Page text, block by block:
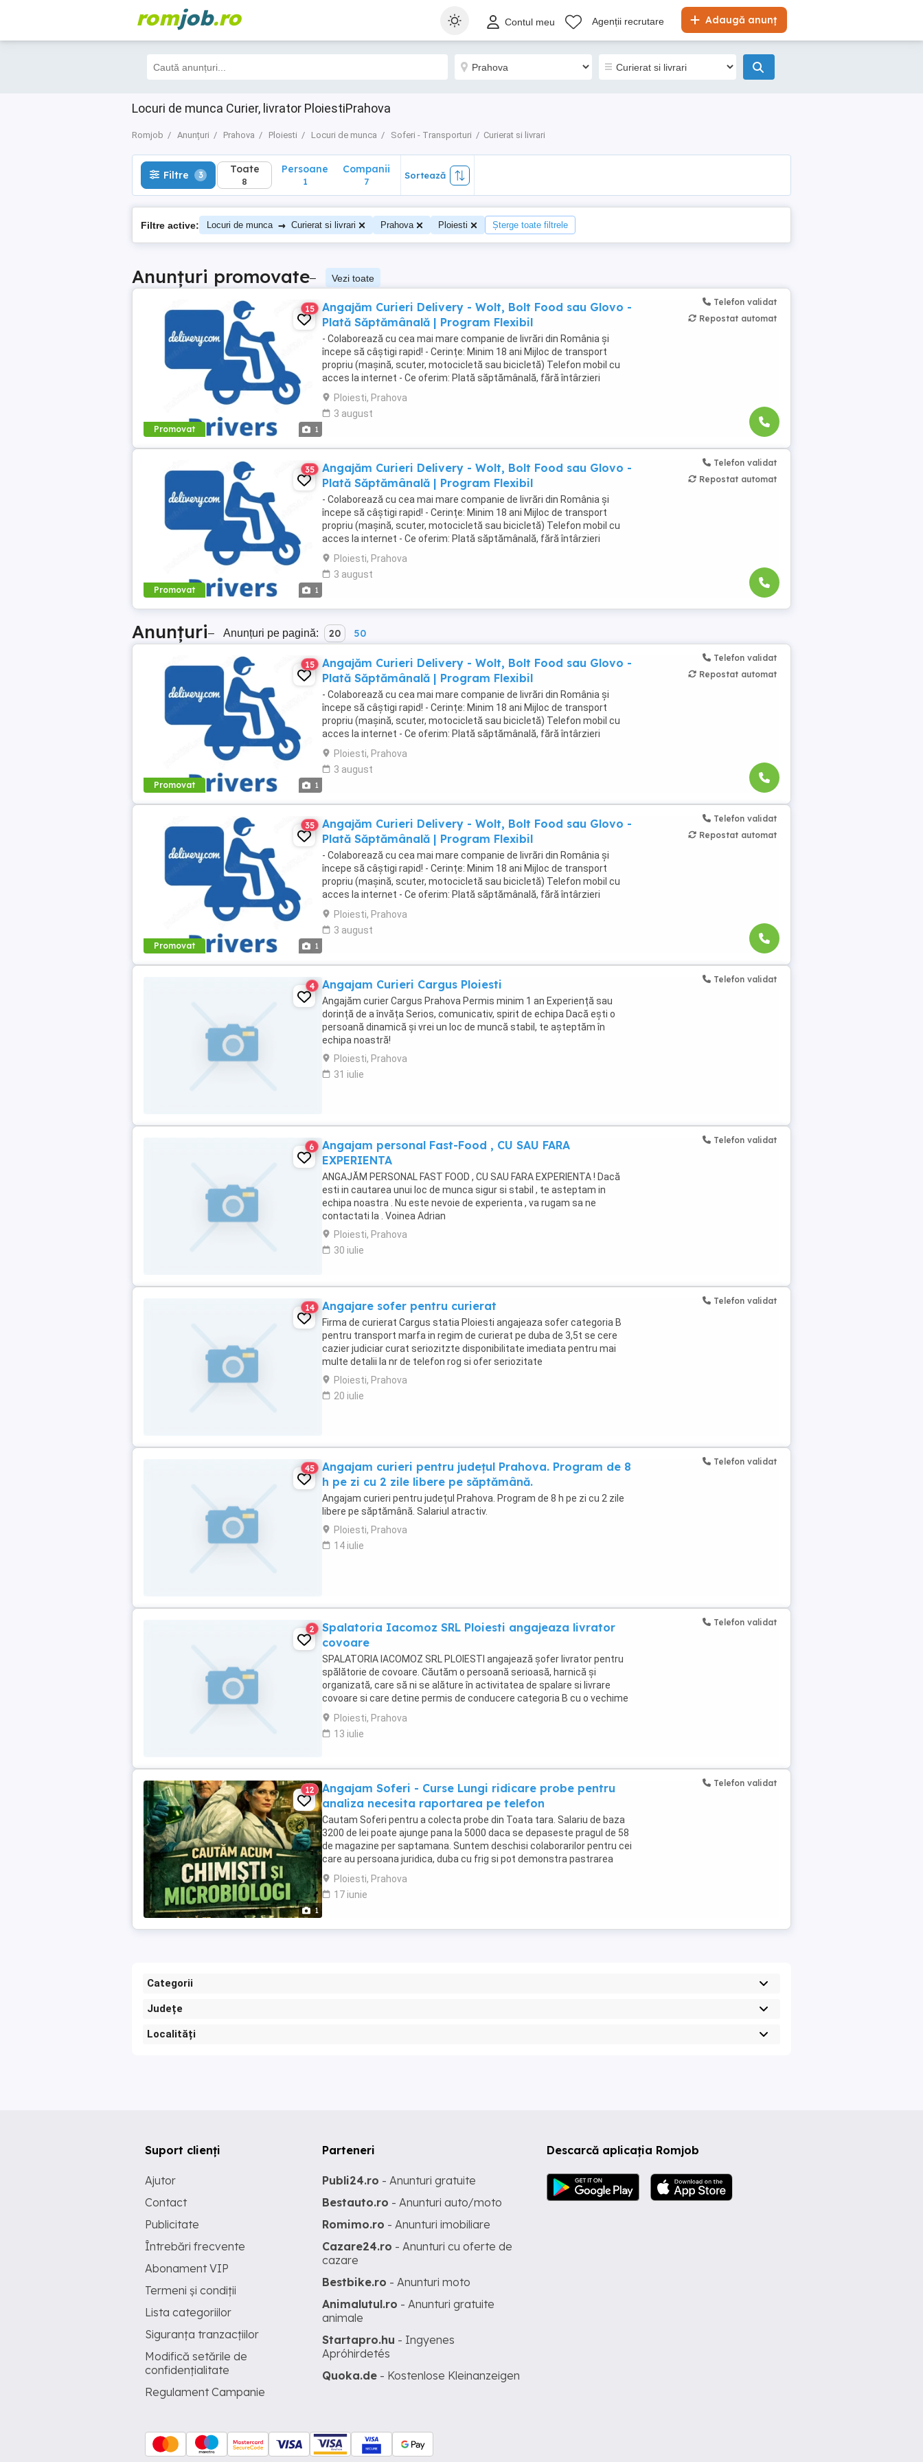
romjob.ro Adaugă anunț
Contul meu Agenții recrutare
Locuri de munca Curier, livrator PloiestiPrahova
Romjob Anunțuri Prahova Ploiesti Locuri de munca Soferi - Transporturi Curierat si livrari
Filtre 3 Toate
8
Filtre 3 Toate
8
Persoane
1
Companii
7
Sortează
Filtre active: Locuri de munca → Curierat si livrari Prahova Ploiesti Șterge toate filtrele
Anunțuri promovate– Vezi toate
Promovat 1
15
Angajăm Curieri Delivery - Wolt, Bolt Food sau Glovo -
Plată Săptămânală | Program Flexibil
- Colaborează cu cea mai mare companie de livrări din România și
începe să câștigi rapid! - Cerințe: Minim 18 ani Mijloc de transport
propriu (mașină, scuter, motocicletă sau bicicletă) Telefon mobil cu
acces la internet - Ce oferim: Plată săptămânală, fără întârzieri
Bonusuri atractive ...
Ploiesti, Prahova
3 august
Telefon validat
Repostat automat
Promovat 1
35
Angajăm Curieri Delivery - Wolt, Bolt Food sau Glovo -
Plată Săptămânală | Program Flexibil
- Colaborează cu cea mai mare companie de livrări din România și
începe să câștigi rapid! - Cerințe: Minim 18 ani Mijloc de transport
propriu (mașină, scuter, motocicletă sau bicicletă) Telefon mobil cu
acces la internet - Ce oferim: Plată săptămânală, fără întârzieri
Bonusuri atractive ...
Ploiesti, Prahova
3 august
Telefon validat
Repostat automat
Anunțuri– Anunțuri pe pagină: 20 50
Promovat 1
15
Angajăm Curieri Delivery - Wolt, Bolt Food sau Glovo -
Plată Săptămânală | Program Flexibil
- Colaborează cu cea mai mare companie de livrări din România și
începe să câștigi rapid! - Cerințe: Minim 18 ani Mijloc de transport
propriu (mașină, scuter, motocicletă sau bicicletă) Telefon mobil cu
acces la internet - Ce oferim: Plată săptămânală, fără întârzieri
Bonusuri atractive ...
Ploiesti, Prahova
3 august
Telefon validat
Repostat automat
Promovat 1
35
Angajăm Curieri Delivery - Wolt, Bolt Food sau Glovo -
Plată Săptămânală | Program Flexibil
- Colaborează cu cea mai mare companie de livrări din România și
începe să câștigi rapid! - Cerințe: Minim 18 ani Mijloc de transport
propriu (mașină, scuter, motocicletă sau bicicletă) Telefon mobil cu
acces la internet - Ce oferim: Plată săptămânală, fără întârzieri
Bonusuri atractive ...
Ploiesti, Prahova
3 august
Telefon validat
Repostat automat
4 Angajam Curieri Cargus Ploiesti
Angajăm curier Cargus Prahova Permis minim 1 an Experiență sau
dorință de a învăța Serios, comunicativ, spirit de echipa Dacă ești o
persoană dinamică și vrei un loc de muncă stabil, te așteptăm în
echipa noastră!
Ploiesti, Prahova
31 iulie
Telefon validat
6
Angajam personal Fast-Food , CU SAU FARA
EXPERIENTA
ANGAJĂM PERSONAL FAST FOOD , CU SAU FARA EXPERIENTA ! Dacă
esti in cautarea unui loc de munca sigur si stabil , te asteptam in
echipa noastra . Nu este nevoie de experienta , va rugam sa ne
contactati la . Voinea Adrian
Ploiesti, Prahova
30 iulie
Telefon validat
14 Angajare sofer pentru curierat
Firma de curierat Cargus statia Ploiesti angajeaza sofer categoria B
pentru transport marfa in regim de curierat pe duba de 3,5t se cere
cazier judiciar curat seriozitzte disponibilitate imediata pentru mai
multe detalii la nr de telefon rog si ofer seriozitate
Ploiesti, Prahova
20 iulie
Telefon validat
45
Angajam curieri pentru județul Prahova. Program de 8
h pe zi cu 2 zile libere pe săptămână.
Angajam curieri pentru județul Prahova. Program de 8 h pe zi cu 2 zile
libere pe săptămână. Salariul atractiv.
Ploiesti, Prahova
14 iulie
Telefon validat
2
Spalatoria Iacomoz SRL Ploiesti angajeaza livrator
covoare
SPALATORIA IACOMOZ SRL PLOIESTI angajează șofer livrator pentru
spălătorie de covoare. Căutăm o persoană serioasă, harnică și
organizată, care să ni se alăture în activitatea de spalare si livrare
covoare si care detine permis de conducere categoria B cu o vechime
de cel putin 5 ani. Pentru detalii sunati ...
Ploiesti, Prahova
13 iulie
Telefon validat
1
12
Angajam Soferi - Curse Lungi ridicare probe pentru
analiza necesita raportarea pe telefon
Cautam Soferi pentru a colecta probe din Toata tara. Salariu de baza
3200 de lei poate ajunge pana la 5000 daca se depaseste pragul de 58
de magazine per saptamana. Suntem deschisi colaborarilor pentru cei
care au persoana juridica, duba cu frig si pot demonstra pastrarea
temeperaturii de 4-6 grade. ...
Ploiesti, Prahova
17 iunie
Telefon validat
Categorii
Județe
Localități
Descarcă aplicația Romjob
Suport clienți
Ajutor
Contact
Publicitate
Întrebări frecvente
Abonament VIP
Termeni și condiții
Lista categoriilor
Siguranța tranzacțiilor
Modifică setările de
confidențialitate
Regulament Campanie
Parteneri
Publi24.ro - Anunturi gratuite
Bestauto.ro - Anunturi auto/moto
Romimo.ro - Anunturi imobiliare
Cazare24.ro - Anunturi cu oferte de
cazare
Bestbike.ro - Anunturi moto
Animalutul.ro - Anunturi gratuite
animale
Startapro.hu - Ingyenes
Apróhirdetés
Quoka.de - Kostenlose Kleinanzeigen